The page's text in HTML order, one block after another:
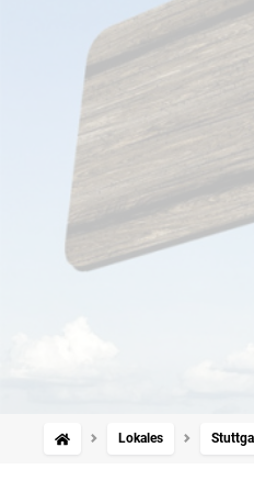
Lokales